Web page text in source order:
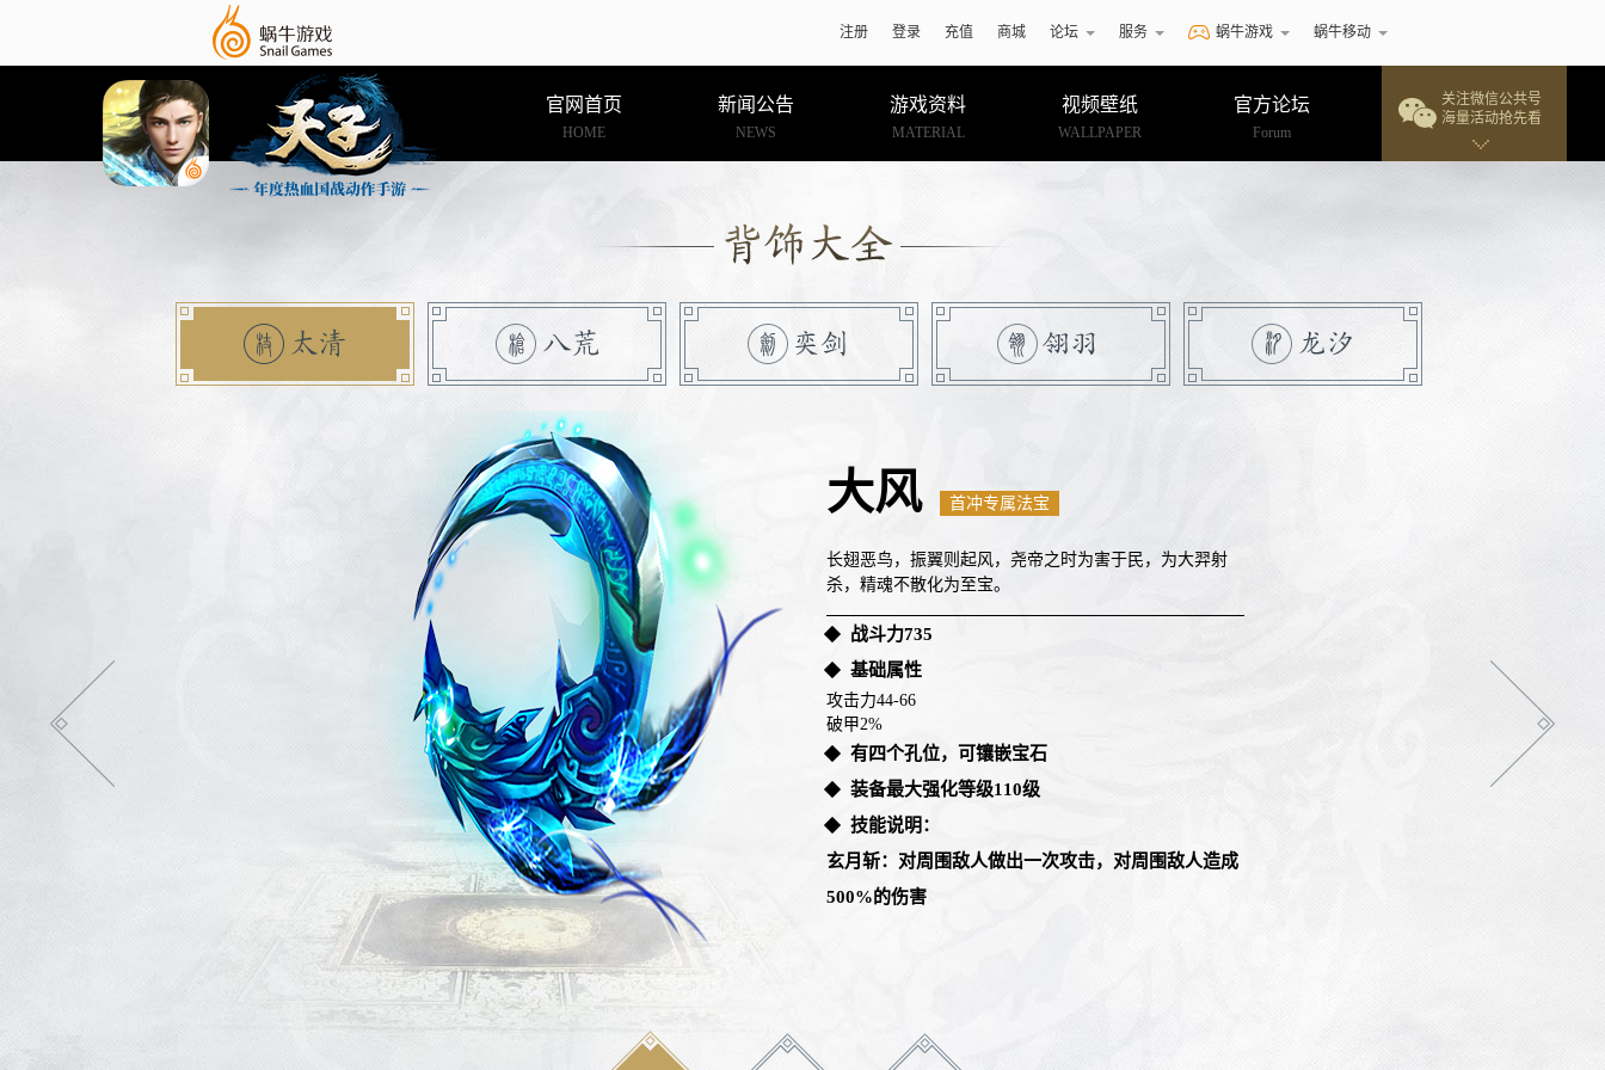
注册 登录 充值 商城 论坛 服务 蜗牛游戏 蜗牛移动
官网首页
HOME
新闻公告
NEWS
游戏资料
MATERIAL
视频壁纸
WALLPAPER
官方论坛
Forum
关注微信公共号
海量活动抢先看
大风 首冲专属法宝
长翅恶鸟，振翼则起风，尧帝之时为害于民，为大羿射
杀，精魂不散化为至宝。
战斗力735
基础属性
攻击力44-66
破甲2%
有四个孔位，可镶嵌宝石
装备最大强化等级110级
技能说明：
玄月斩：对周围敌人做出一次攻击，对周围敌人造成
500%的伤害